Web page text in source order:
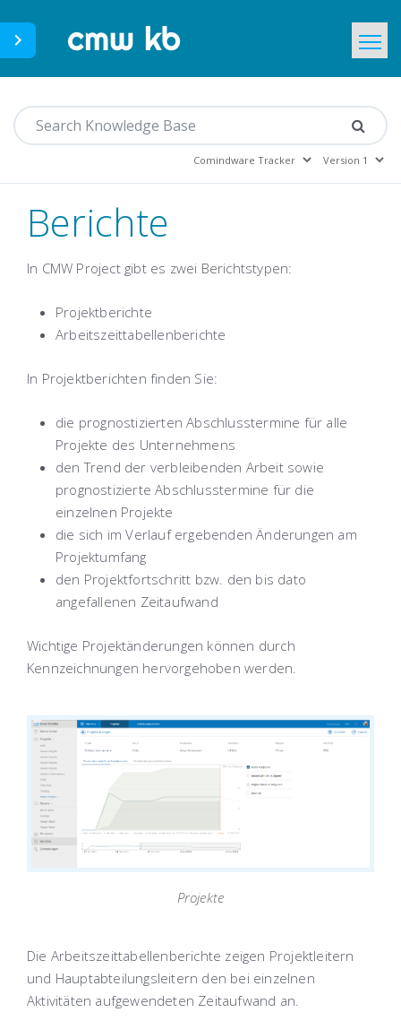
Berichte
In CMW Project gibt es zwei Berichtstypen:
Projektberichte
Arbeitszeittabellenberichte
In Projektberichten finden Sie:
die prognostizierten Abschlusstermine für alle
Projekte des Unternehmens
den Trend der verbleibenden Arbeit sowie
prognostizierte Abschlusstermine für die
einzelnen Projekte
die sich im Verlauf ergebenden Änderungen am
Projektumfang
den Projektfortschritt bzw. den bis dato
angefallenen Zeitaufwand
Wichtige Projektänderungen können durch
Kennzeichnungen hervorgehoben werden.
Projekte
Die Arbeitszeittabellenberichte zeigen Projektleitern
und Hauptabteilungsleitern den bei einzelnen
Aktivitäten aufgewendeten Zeitaufwand an.